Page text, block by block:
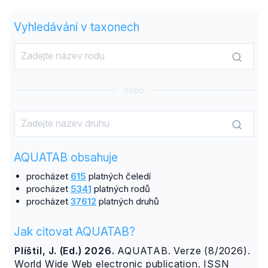
Vyhledávání v taxonech
nebo
AQUATAB obsahuje
procházet 615 platných čeledí
procházet 5341 platných rodů
procházet 37612 platných druhů
Jak citovat AQUATAB?
Plíštil, J. (Ed.) 2026. AQUATAB. Verze (8/2026).
World Wide Web electronic publication. ISSN